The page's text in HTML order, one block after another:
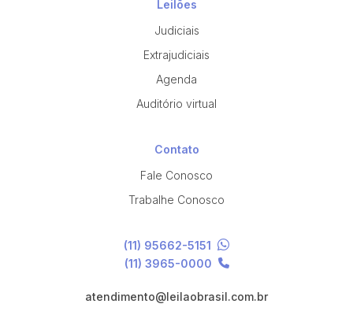
Leilões
Judiciais
Extrajudiciais
Agenda
Auditório virtual
Contato
Fale Conosco
Trabalhe Conosco
(11) 95662-5151
(11) 3965-0000
atendimento@leilaobrasil.com.br